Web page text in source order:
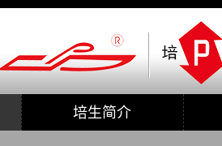
培生简介